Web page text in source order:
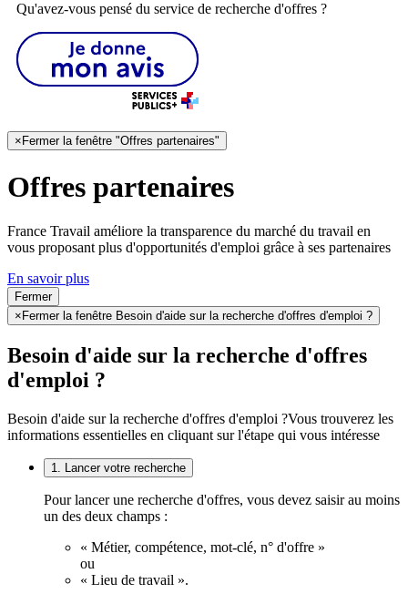
Qu'avez-vous pensé du service de recherche d'offres ?
× Fermer la fenêtre "Offres partenaires"
Offres partenaires
France Travail améliore la transparence du marché du travail en
vous proposant plus d'opportunités d'emploi grâce à ses partenaires
En savoir plus
Fermer
× Fermer la fenêtre Besoin d'aide sur la recherche d'offres d'emploi ?
Besoin d'aide sur la recherche d'offres
d'emploi ?
Besoin d'aide sur la recherche d'offres d'emploi ?Vous trouverez les
informations essentielles en cliquant sur l'étape qui vous intéresse
1. Lancer votre recherche
Pour lancer une recherche d'offres, vous devez saisir au moins
un des deux champs :
« Métier, compétence, mot-clé, n° d'offre »
ou
« Lieu de travail ».